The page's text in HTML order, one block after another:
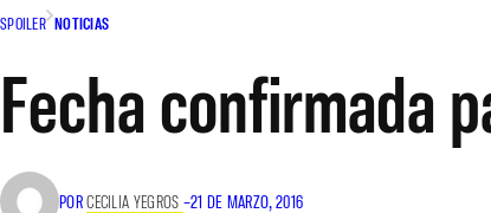
SPOILER NOTICIAS
Fecha confirmada
PORCECILIA YEGROS –21 DE MARZO, 2016